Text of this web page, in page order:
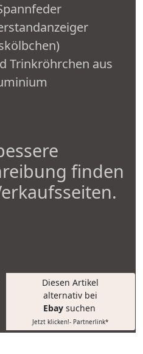
Trinkröhrchen aus
finden
Diesen Artikel
alternativ bei
Ebay suchen
Jetzt klicken!- Partnerlink*